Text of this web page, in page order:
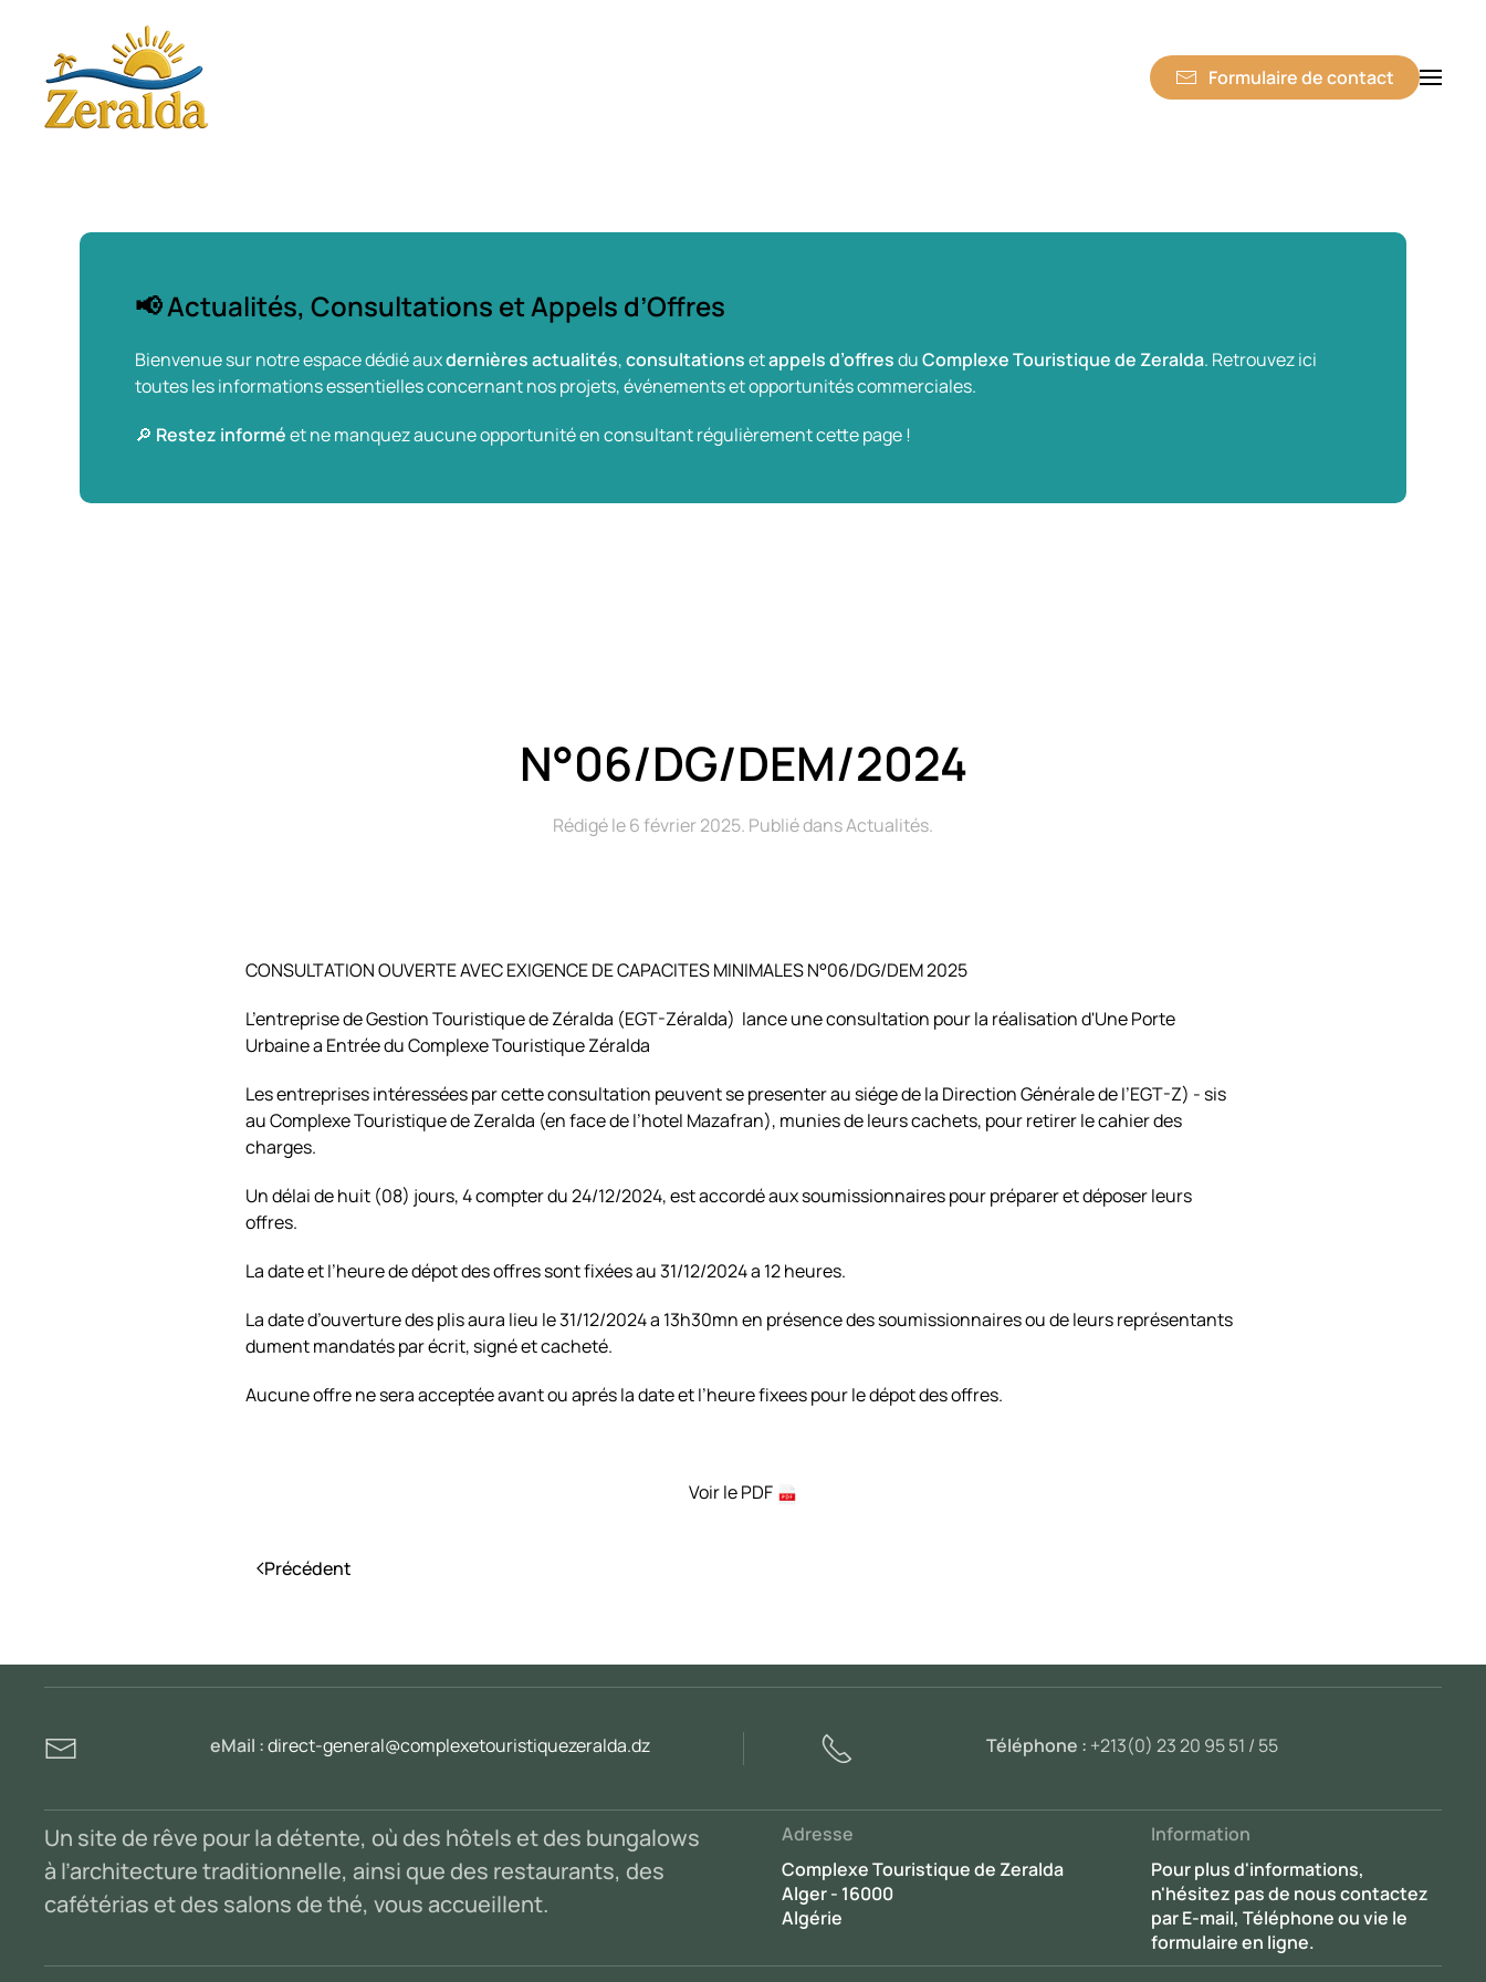
Skip to main content
Formulaire de contact
📢 Actualités, Consultations et Appels d’Offres
Bienvenue sur notre espace dédié auxdernières actualités,consultationsetappels d’offresduComplexe Touristique de Zeralda. Retrouvez ici
toutes les informations essentielles concernant nos projets, événements et opportunités commerciales.
🔎 Restez informéet ne manquez aucune opportunité en consultant régulièrement cette page !
N°06/DG/DEM/2024
Rédigé le6 février 2025. Publié dansActualités.
CONSULTATION OUVERTE AVEC EXIGENCE DE CAPACITES MINIMALES N°06/DG/DEM 2025
L’entreprise de Gestion Touristique de Zéralda (EGT-Zéralda) lance une consultation pour la réalisation d'Une Porte
Urbaine a Entrée du Complexe Touristique Zéralda
Les entreprises intéressées par cette consultation peuvent se presenter au siége de la Direction Générale de I’EGT-Z) - sis
au Complexe Touristique de Zeralda (en face de l’hotel Mazafran), munies de leurs cachets, pour retirer le cahier des
charges.
Un délai de huit (08) jours, 4 compter du 24/12/2024, est accordé aux soumissionnaires pour préparer et déposer leurs
offres.
La date et I’heure de dépot des offres sont fixées au 31/12/2024 a 12 heures.
La date d’ouverture des plis aura lieu le 31/12/2024 a 13h30mn en présence des soumissionnaires ou de leurs représentants
dument mandatés par écrit, signé et cacheté.
Aucune offre ne sera acceptée avant ou aprés la date et I’heure fixees pour le dépot des offres.
Voir le PDF
Précédent
eMail :direct-general@complexetouristiquezeralda.dz Téléphone : +213(0) 23 20 95 51 / 55
Un site de rêve pour la détente, où des hôtels et des bungalows
à l’architecture traditionnelle, ainsi que des restaurants, des
cafétérias et des salons de thé, vous accueillent.
Adresse
Complexe Touristique de Zeralda
Alger - 16000
Algérie
Information
Pour plus d'informations,
n'hésitez pas de nous contactez
par E-mail, Téléphone ou vie le
formulaire en ligne.